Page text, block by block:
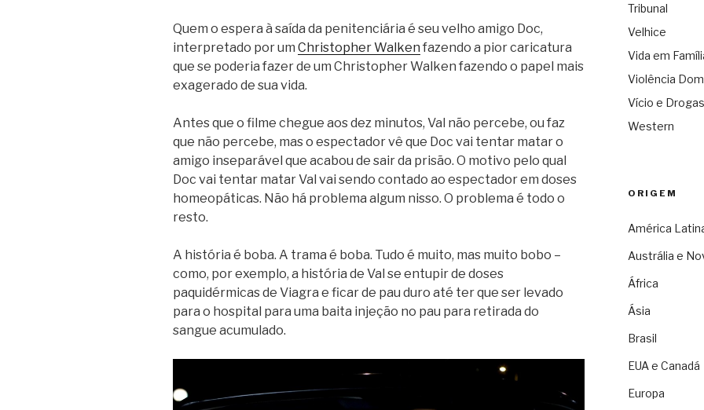
Quem o espera à saída da penitenciária é seu velho amigo Doc,
interpretado por um Christopher Walken fazendo a pior caricatura
que se poderia fazer de um Christopher Walken fazendo o papel mais
exagerado de sua vida.
Antes que o filme chegue aos dez minutos, Val não percebe, ou faz
que não percebe, mas o espectador vê que Doc vai tentar matar o
amigo inseparável que acabou de sair da prisão. O motivo pelo qual
Doc vai tentar matar Val vai sendo contado ao espectador em doses
homeopáticas. Não há problema algum nisso. O problema é todo o
resto.
A história é boba. A trama é boba. Tudo é muito, mas muito bobo –
como, por exemplo, a história de Val se entupir de doses
paquidérmicas de Viagra e ficar de pau duro até ter que ser levado
para o hospital para uma baita injeção no pau para retirada do
sangue acumulado.
Tribunal
Velhice
Vida em
Violência
Vício e Drogas
Western
ORIGEM
América
Austrália e
África
Ásia
Brasil
EUA e Canadá
Europa